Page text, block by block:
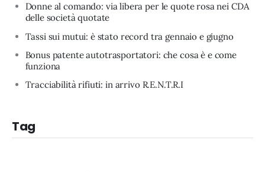
Donne al comando: via libera per le quote rosa nei CDA
delle società quotate
Tassi sui mutui: è stato record tra gennaio e giugno
Bonus patente autotrasportatori: che cosa è e come
funziona
Tracciabilità rifiuti: in arrivo R.E.N.T.R.I
Tag